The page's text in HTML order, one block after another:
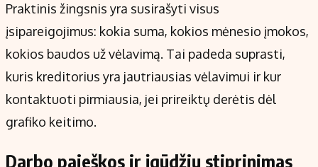
Praktinis žingsnis yra susirašyti visus
įsipareigojimus: kokia suma, kokios mėnesio įmokos,
kokios baudos už vėlavimą. Tai padeda suprasti,
kuris kreditorius yra jautriausias vėlavimui ir kur
kontaktuoti pirmiausia, jei prireiktų derėtis dėl
grafiko keitimo.
Darbo paieškos ir įgūdžių stiprinimas